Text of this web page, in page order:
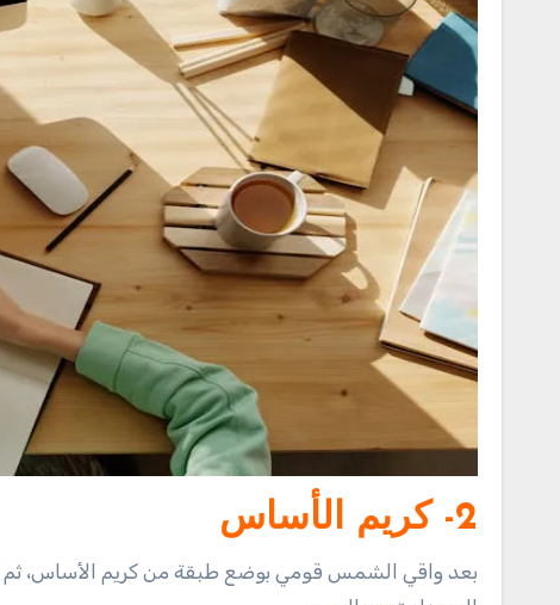
2- كريم الأساس
بعد واقي الشمس قومي بوضع طبقة من كريم الأساس، ثم